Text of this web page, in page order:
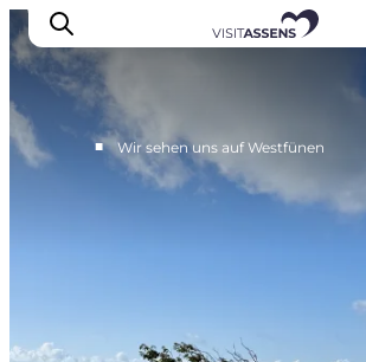
Öffnungszeiten
■ Wir sehen uns auf Westfünen